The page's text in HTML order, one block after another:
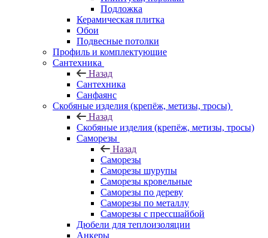
Подложка
Керамическая плитка
Обои
Подвесные потолки
Профиль и комплектующие
Сантехника
Назад
Сантехника
Санфаянс
Скобяные изделия (крепёж, метизы, тросы)
Назад
Скобяные изделия (крепёж, метизы, тросы)
Саморезы
Назад
Саморезы
Саморезы шурупы
Саморезы кровельные
Саморезы по дереву
Саморезы по металлу
Саморезы с прессшайбой
Дюбели для теплоизоляции
Анкеры